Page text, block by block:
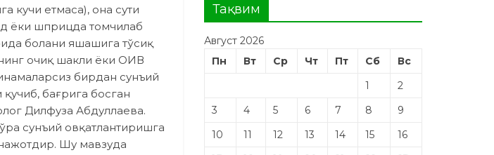
кучи етмаса), она сути
ёки шприцда томчилаб
болани яшашига тўсиқ
очиқ шакли ёки ОИВ
бирдан сунъий
бағрига босган
Дилфуза Абдуллаева.
сунъий овқатлантиришга
Шу мавзуда
Тақвим
Август 2026
Пн
Вт Ср Чт Пт Сб
Вс
1
2
3
4 5 6 7 8
9
10
11 12 13 14 15
16